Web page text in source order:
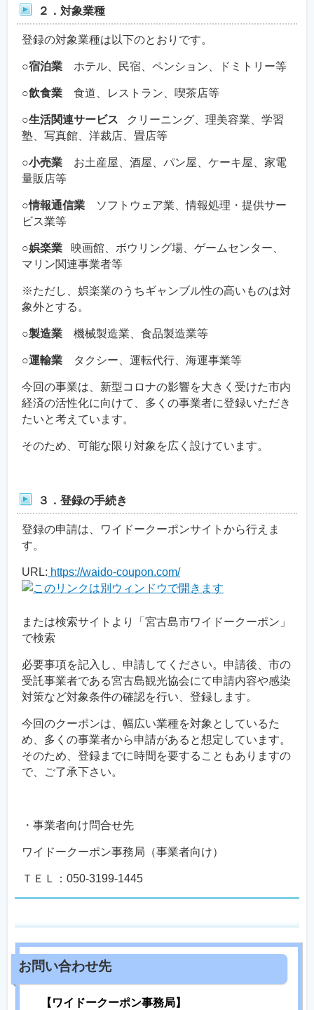
２．対象業種
登録の対象業種は以下のとおりです。
○宿泊業 ホテル、民宿、ペンション、ドミトリー等
○飲食業 食道、レストラン、喫茶店等
○生活関連サービス クリーニング、理美容業、学習
塾、写真館、洋裁店、畳店等
○小売業 お土産屋、酒屋、パン屋、ケーキ屋、家電
量販店等
○情報通信業 ソフトウェア業、情報処理・提供サー
ビス業等
○娯楽業 映画館、ボウリング場、ゲームセンター、
マリン関連事業者等
※ただし、娯楽業のうちギャンブル性の高いものは対
象外とする。
○製造業 機械製造業、食品製造業等
○運輸業 タクシー、運転代行、海運事業等
今回の事業は、新型コロナの影響を大きく受けた市内
経済の活性化に向けて、多くの事業者に登録いただき
たいと考えています。
そのため、可能な限り対象を広く設けています。
３．登録の手続き
登録の申請は、ワイドークーポンサイトから行えま
す。
URL: https://waido-coupon.com/
または検索サイトより「宮古島市ワイドークーポン」
で検索
必要事項を記入し、申請してください。申請後、市の
受託事業者である宮古島観光協会にて申請内容や感染
対策など対象条件の確認を行い、登録します。
今回のクーポンは、幅広い業種を対象としているた
め、多くの事業者から申請があると想定しています。
そのため、登録までに時間を要することもありますの
で、ご了承下さい。
・事業者向け問合せ先
ワイドークーポン事務局（事業者向け）
ＴＥＬ：050-3199-1445
【ワイドークーポン事務局】